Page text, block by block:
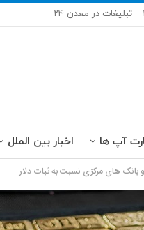
تبلیغات در معدن ۲۴
آپ ها اخبار بین الملل
بانک‌ های مرکزی نسبت به ثبات دلار